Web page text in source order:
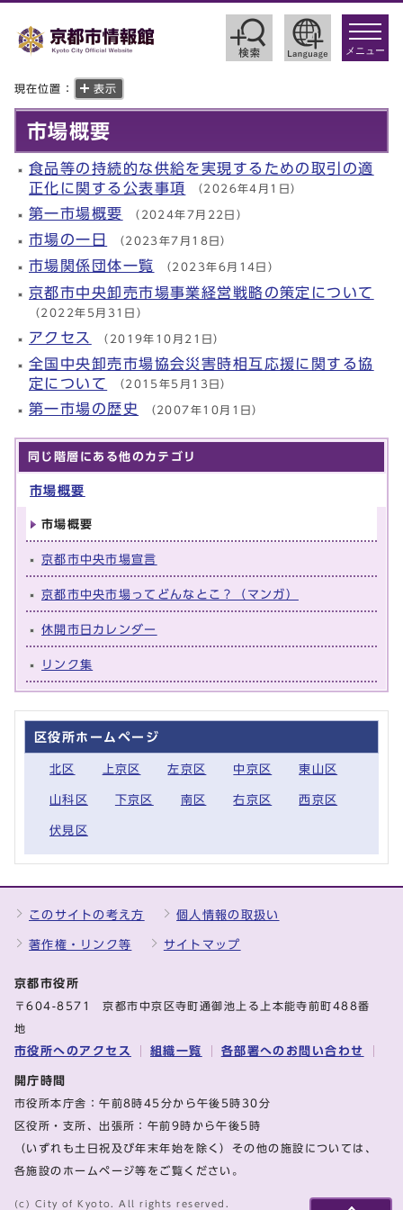
toggle
メニュー
現在位置： 表示
市場概要
食品等の持続的な供給を実現するための取引の適
正化に関する公表事項 （2026年4月1日）
第一市場概要 （2024年7月22日）
市場の一日 （2023年7月18日）
市場関係団体一覧 （2023年6月14日）
京都市中央卸売市場事業経営戦略の策定について
（2022年5月31日）
アクセス （2019年10月21日）
全国中央卸売市場協会災害時相互応援に関する協
定について （2015年5月13日）
第一市場の歴史 （2007年10月1日）
同じ階層にある他のカテゴリ
市場概要
市場概要
京都市中央市場宣言
京都市中央市場ってどんなとこ？（マンガ）
休開市日カレンダー
リンク集
区役所ホームページ
北区 上京区 左京区 中京区 東山区
山科区 下京区 南区 右京区 西京区
伏見区
このサイトの考え方 個人情報の取扱い
著作権・リンク等 サイトマップ
京都市役所
〒604-8571 京都市中京区寺町通御池上る上本能寺前町488番
地
市役所へのアクセス 組織一覧 各部署へのお問い合わせ
開庁時間
市役所本庁舎：午前8時45分から午後5時30分
区役所・支所、出張所：午前9時から午後5時
（いずれも土日祝及び年末年始を除く）その他の施設については、
各施設のホームページ等をご覧ください。
(c) City of Kyoto. All rights reserved.